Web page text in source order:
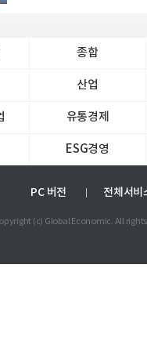
종합
산업
유통경제
ESG경영
PC 버전 전체서비
(c) Global Economic. All